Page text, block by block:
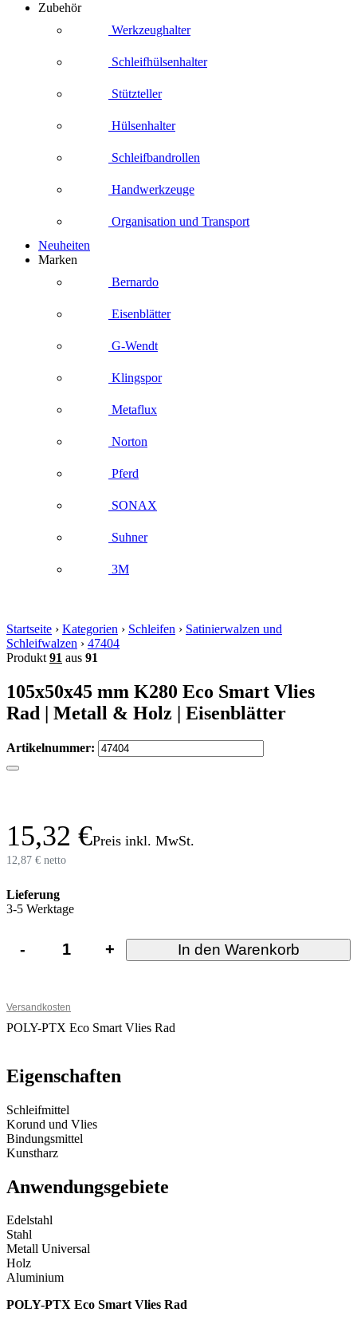
Zubehör
Werkzeughalter
Schleifhülsenhalter
Stützteller
Hülsenhalter
Schleifbandrollen
Handwerkzeuge
Organisation und Transport
Neuheiten
Marken
Bernardo
Eisenblätter
G-Wendt
Klingspor
Metaflux
Norton
Pferd
SONAX
Suhner
3M
Startseite › Kategorien › Schleifen › Satinierwalzen und
Schleifwalzen › 47404
Produkt 91 aus 91
105x50x45 mm K280 Eco Smart Vlies
Rad | Metall & Holz | Eisenblätter
Artikelnummer:
15,32 €Preis inkl. MwSt.
12,87 € netto
Lieferung
3-5 Werktage
- + In den Warenkorb
Versandkosten
POLY-PTX Eco Smart Vlies Rad
Eigenschaften
Schleifmittel
Korund und Vlies
Bindungsmittel
Kunstharz
Anwendungsgebiete
Edelstahl
Stahl
Metall Universal
Holz
Aluminium
POLY-PTX Eco Smart Vlies Rad